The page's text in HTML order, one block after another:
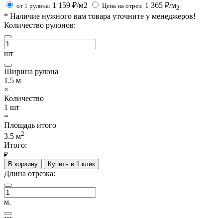
от 1 рулона: 1 159 ₽/м2 Цена на отрез: 1 365 ₽/м2
* Наличие нужного вам товара уточните у менеджеров!
Количество рулонов:
шт
Ширина рулона
1.5 м
×
Количество
1 шт
=
Площадь итого
3.5 м2
Итого:
₽
В корзину
Купить в 1 клик
Длина отрезка:
м.